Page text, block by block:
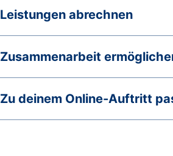
Leistungen abrechnen
Zusammenarbeit
Zu deinem Online-Auftritt